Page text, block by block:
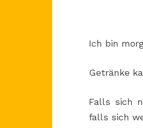
Ich bin
Getränke
Falls sich
falls sich